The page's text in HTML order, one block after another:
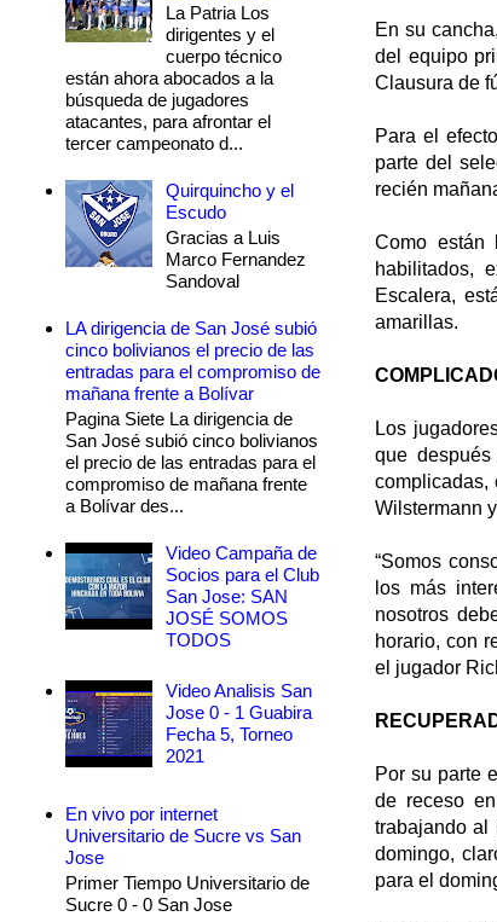
En su
del equipo
Clausura de
Para el
parte del
recién
Como están
habilitados,
Escalera,
amarillas.
Los
que
Wilstermann
“Somos
los más
nosotros
horario, con
el jugador
Por su parte
de receso
trabajando al
domingo,
para el
La Patria Los
dirigentes y el
cuerpo técnico
están ahora abocados a la
búsqueda de jugadores
atacantes, para afrontar el
tercer campeonato d...
Quirquincho y el
Escudo
Gracias a Luis
Marco Fernandez
Sandoval
LA dirigencia de San José subió
cinco bolivianos el precio de las
entradas para el compromiso de
mañana frente a Bolívar
Pagina Siete La dirigencia de
San José subió cinco bolivianos
el precio de las entradas para el
compromiso de mañana frente
a Bolívar des...
Video Campaña de
Socios para el Club
San Jose: SAN
JOSÉ SOMOS
TODOS
Video Analisis San
Jose 0 - 1 Guabira
Fecha 5, Torneo
2021
En vivo por internet
Universitario de Sucre vs San
Jose
Primer Tiempo Universitario de
Sucre 0 - 0 San Jose